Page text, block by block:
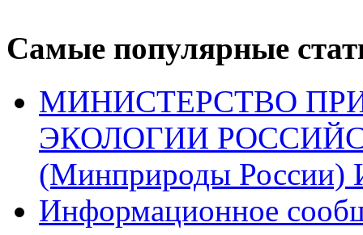
Самые популярные
МИНИСТЕРСТВО
ЭКОЛОГИИ
(Минприроды России)
Информационное